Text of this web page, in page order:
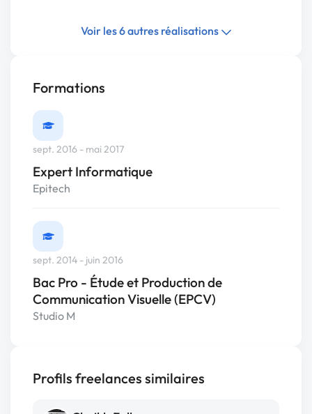
Voir les 6 autres réalisations
Formations
sept. 2016 - mai 2017
Expert Informatique
Epitech
sept. 2014 - juin 2016
Bac Pro - Étude et Production de
Communication Visuelle (EPCV)
Studio M
Profils freelances similaires